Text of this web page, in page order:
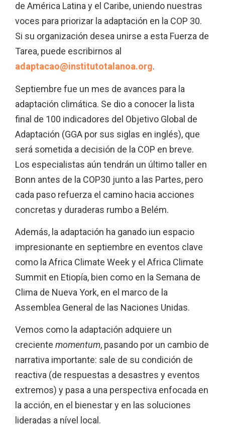
de América Latina y el Caribe, uniendo nuestras
voces para priorizar la adaptación en la COP 30.
Si su organización desea unirse a esta Fuerza de
Tarea, puede escribirnos al
adaptacao@institutotalanoa.org.
Septiembre fue un mes de avances para la
adaptación climática. Se dio a conocer la lista
final de 100 indicadores del Objetivo Global de
Adaptación (GGA por sus siglas en inglés), que
será sometida a decisión de la COP en breve.
Los especialistas aún tendrán un último taller en
Bonn antes de la COP30 junto a las Partes, pero
cada paso refuerza el camino hacia acciones
concretas y duraderas rumbo a Belém.
Además, la adaptación ha ganado iun espacio
impresionante en septiembre en eventos clave
como la Africa Climate Week y el Africa Climate
Summit en Etiopía, bien como en la Semana de
Clima de Nueva York, en el marco de la
Assemblea General de las Naciones Unidas.
Vemos como la adaptación adquiere un
creciente momentum, pasando por un cambio de
narrativa importante: sale de su condición de
reactiva (de respuestas a desastres y eventos
extremos) y pasa a una perspectiva enfocada en
la acción, en el bienestar y en las soluciones
lideradas a nível local.